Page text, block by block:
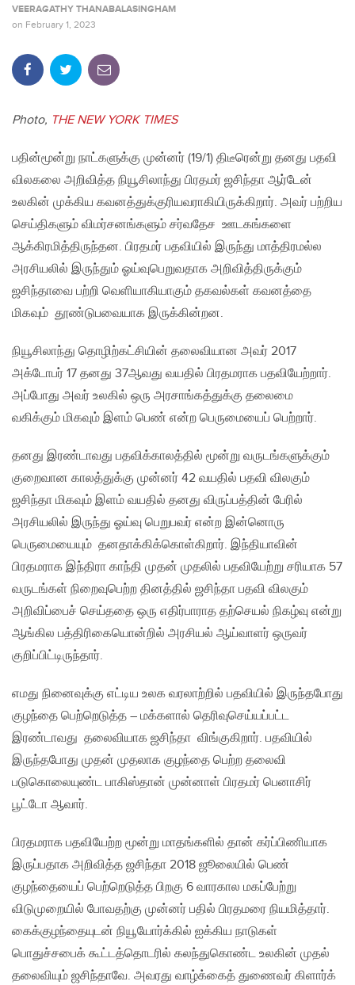
VEERAGATHY THANABALASINGHAM
on February 1, 2023
Photo, THE NEW YORK TIMES
பதின்மூன்று நாட்களுக்கு முன்னர் (19/1) திடீரென்று தனது பதவி
விலகலை அறிவித்த நியூசிலாந்து பிரதமர் ஜசிந்தா ஆர்டேன்
உலகின் முக்கிய கவனத்துக்குரியவராகியிருக்கிறார். அவர் பற்றிய
செய்திகளும் விமர்சனங்களும் சர்வதேச ஊடகங்களை
ஆக்கிரமித்திருந்தன. பிரதமர் பதவியில் இருந்து மாத்திரமல்ல
அரசியலில் இருந்தும் ஓய்வுபெறுவதாக அறிவித்திருக்கும்
ஜசிந்தாவை பற்றி வெளியாகியாகும் தகவல்கள் கவனத்தை
மிகவும் தூண்டுபவையாக இருக்கின்றன.
நியூசிலாந்து தொழிற்கட்சியின் தலைவியான அவர் 2017
அக்டோபர் 17 தனது 37ஆவது வயதில் பிரதமராக பதவியேற்றார்.
அப்போது அவர் உலகில் ஒரு அரசாங்கத்துக்கு தலைமை
வகிக்கும் மிகவும் இளம் பெண் என்ற பெருமையைப் பெற்றார்.
தனது இரண்டாவது பதவிக்காலத்தில் மூன்று வருடங்களுக்கும்
குறைவான காலத்துக்கு முன்னர் 42 வயதில் பதவி விலகும்
ஜசிந்தா மிகவும் இளம் வயதில் தனது விருப்பத்தின் பேரில்
அரசியலில் இருந்து ஓய்வு பெறுபவர் என்ற இன்னொரு
பெருமையையும் தனதாக்கிக்கொள்கிறார். இந்தியாவின்
பிரதமராக இந்திரா காந்தி முதன் முதலில் பதவியேற்று சரியாக 57
வருடங்கள் நிறைவுபெற்ற தினத்தில் ஜசிந்தா பதவி விலகும்
அறிவிப்பைச் செய்ததை ஒரு எதிர்பாராத தற்செயல் நிகழ்வு என்று
ஆங்கில பத்திரிகையொன்றில் அரசியல் ஆய்வாளர் ஒருவர்
குறிப்பிட்டிருந்தார்.
எமது நினைவுக்கு எட்டிய உலக வரலாற்றில் பதவியில் இருந்தபோது
குழந்தை பெற்றெடுத்த – மக்களால் தெரிவுசெய்யப்பட்ட
இரண்டாவது தலைவியாக ஜசிந்தா விங்குகிறார். பதவியில்
இருந்தபோது முதன் முதலாக குழந்தை பெற்ற தலைவி
படுகொலையுண்ட பாகிஸ்தான் முன்னாள் பிரதமர் பெனாசிர்
பூட்டோ ஆவார்.
பிரதமராக பதவியேற்ற மூன்று மாதங்களில் தான் கர்ப்பிணியாக
இருப்பதாக அறிவித்த ஜசிந்தா 2018 ஜூலையில் பெண்
குழந்தையைப் பெற்றெடுத்த பிறகு 6 வாரகால மகப்பேற்று
விடுமுறையில் போவதற்கு முன்னர் பதில் பிரதமரை நியமித்தார்.
கைக்குழந்தையுடன் நியூயோர்க்கில் ஐக்கிய நாடுகள்
பொதுச்சபைக் கூட்டத்தொடரில் கலந்துகொண்ட உலகின் முதல்
தலைவியும் ஜசிந்தாவே. அவரது வாழ்க்கைத் துணைவர் கிளார்க்